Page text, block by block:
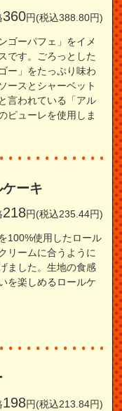
360円(税込388.80円)
ゴーパフェ」をイメ
です。ごろっとした
ー」をたっぷり味わ
ースとシャーベット
言われている「アル
ピューレを使用しま
ーキ
218円(税込235.44円)
100%使用したロール
リームに合うように
ました。生地の食感
を楽しめるロールケ
198円(税込213.84円)